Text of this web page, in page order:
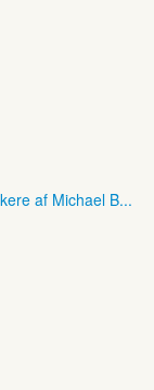
af Michael B...